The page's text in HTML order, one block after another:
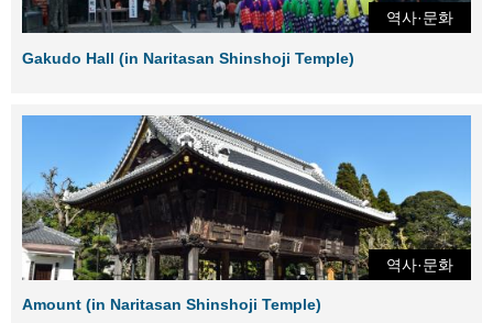
역사·문화
Gakudo Hall (in Naritasan Shinshoji Temple)
역사·문화
Amount (in Naritasan Shinshoji Temple)